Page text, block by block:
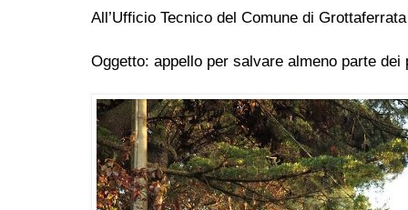
All’Ufficio Tecnico del Comune di
Oggetto: appello per salvare almeno parte